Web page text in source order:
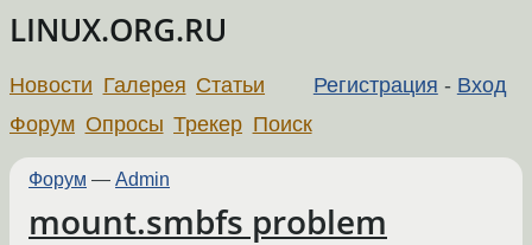
LINUX.ORG.RU
Регистрация - Вход
Новости Галерея Статьи
Форум Опросы Трекер Поиск
Форум — Admin
mount.smbfs problem